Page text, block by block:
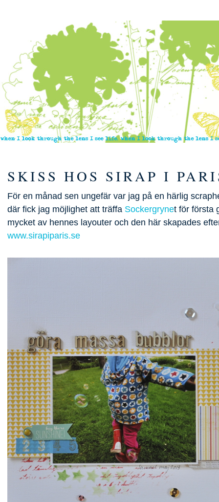
SKISS HOS SIRAP I
För en månad sen ungefär var jag på en härlig
där fick jag möjlighet att träffa Sockergrynet för första
mycket av hennes layouter och den här skapades
www.sirapiparis.se